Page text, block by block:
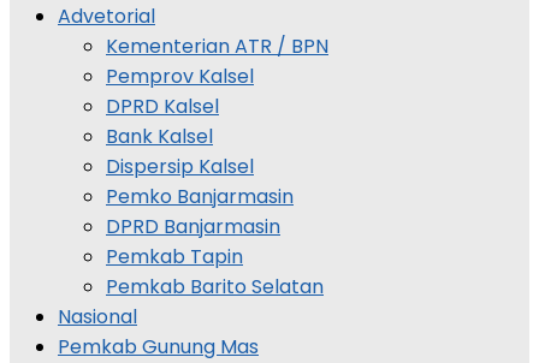
Advetorial
Kementerian ATR / BPN
Pemprov Kalsel
DPRD Kalsel
Bank Kalsel
Dispersip Kalsel
Pemko Banjarmasin
DPRD Banjarmasin
Pemkab Tapin
Pemkab Barito Selatan
Nasional
Pemkab Gunung Mas